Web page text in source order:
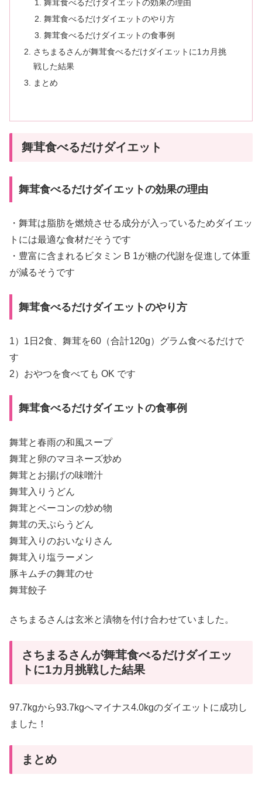
舞茸食べるだけダイエットの効果の理由
舞茸食べるだけダイエットのやり方
舞茸食べるだけダイエットの食事例
さちまるさんが舞茸食べるだけダイエットに1カ月挑
戦した結果
まとめ
舞茸食べるだけダイエット
舞茸食べるだけダイエットの効果の理由
・舞茸は脂肪を燃焼させる成分が入っているためダイエッ
トには最適な食材だそうです
・豊富に含まれるビタミン B 1が糖の代謝を促進して体重
が減るそうです
舞茸食べるだけダイエットのやり方
1）1日2食、舞茸を60（合計120g）グラム食べるだけで
す
2）おやつを食べても OK です
舞茸食べるだけダイエットの食事例
舞茸と春雨の和風スープ
舞茸と卵のマヨネーズ炒め
舞茸とお揚げの味噌汁
舞茸入りうどん
舞茸とベーコンの炒め物
舞茸の天ぷらうどん
舞茸入りのおいなりさん
舞茸入り塩ラーメン
豚キムチの舞茸のせ
舞茸餃子
さちまるさんは玄米と漬物を付け合わせていました。
さちまるさんが舞茸食べるだけダイエッ
トに1カ月挑戦した結果
97.7kgから93.7kgへマイナス4.0kgのダイエットに成功し
ました！
まとめ